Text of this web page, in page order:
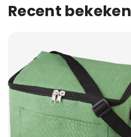
Recent bekeken